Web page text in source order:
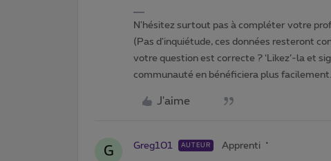
N'hésitez surtout pas à compléter votre
(Pas d'inquiétude, ces données resteront
votre question est correcte ? ‘Likez’-la et
communauté en bénéficiera plus facilement.
J'aime
G Greg101 AUTEUR Apprenti